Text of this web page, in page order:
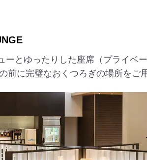
ーとゆったりした座席（プライベ
前に完璧なおくつろぎの場所をご